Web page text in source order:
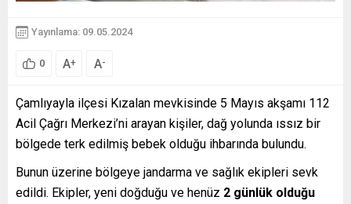
Yayınlama: 09.05.2024
0 A+ A-
Çamlıyayla ilçesi Kızalan mevkisinde 5 Mayıs akşamı 112
Acil Çağrı Merkezi’ni arayan kişiler, dağ yolunda ıssız bir
bölgede terk edilmiş bebek olduğu ihbarında bulundu.
Bunun üzerine bölgeye jandarma ve sağlık ekipleri sevk
edildi. Ekipler, yeni doğduğu ve henüz 2 günlük olduğu